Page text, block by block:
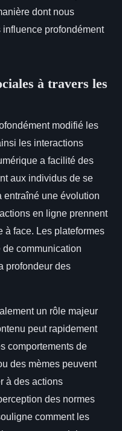
dont nous
profondément
à travers les
modifié les
les interactions
a facilité des
aux individus de se
entraîné une évolution
en ligne prennent
à face. Les plateformes
communication
profondeur des
un rôle majeur
peut rapidement
comportements de
des mèmes peuvent
à des actions
des normes
comment les